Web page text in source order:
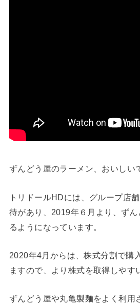
ずんどう屋のラーメン、おいしい
トリドールHDには、グループ店
待があり、2019年６月より、ずん
るようになっています。
2020年4月からは、株式分割で購
ますので、より株式を取得しやす
ずんどう屋や丸亀製麺をよく利用